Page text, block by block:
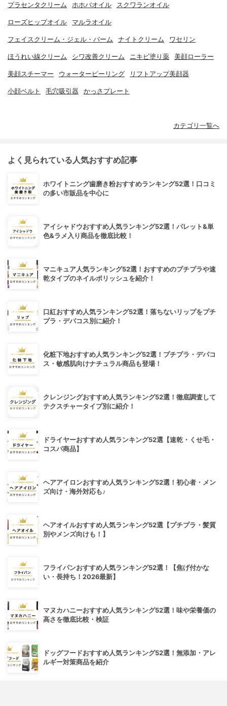
プラセンタクリーム ホホバオイル スクワランオイル
ローズヒップオイル マルラオイル
フェイスクリーム・ジェル・バーム ナイトクリーム ワセリン
ほうれい線クリーム シワ改善クリーム ニキビ塗り薬 美顔ローラー
美顔スチーマー ウォーターピーリング リフトアップ美顔器
小顔ベルト 毛穴吸引器 かっさプレート
カテゴリ一覧へ
よく見られている人気おすすめ記事
ホワイトニング歯磨き粉おすすめランキング52選！口コミ
の多い市販品を中心に
アイシャドウおすすめ人気ランキング52選！パレット&単
色&ラメ入り商品を徹底比較！
マニキュア人気ランキング52選！おすすめのプチプラや速
乾タイプのネイルポリッシュを紹介！
口紅おすすめ人気ランキング52選！落ちないリップをプチ
プラ・デパコス別に紹介！
化粧下地おすすめ人気ランキング52選！プチプラ・デパコ
ス・敏感肌向けナチュラル商品も登場！
クレンジングおすすめ人気ランキング52選！徹底調査して
テクスチャータイプ別に紹介！
ドライヤーおすすめ人気ランキング52選【速乾・くせ毛・
コスパ商品】
ヘアアイロンおすすめ人気ランキング52選！初心者・メン
ズ向け・海外対応も♪
ヘアオイルおすすめ人気ランキング52選【プチプラ・髪質
別やメンズ向けも！】
フライパンおすすめ人気ランキング52選！【焦げ付かな
い・長持ち！2026最新】
マヌカハニーおすすめ人気ランキング52選！味や栄養価の
高さを徹底比較・検証
ドッグフードおすすめ人気ランキング52選！無添加・アレ
ルギー対策商品を紹介